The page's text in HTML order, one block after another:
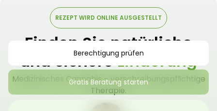
REZEPT WIRD ONLINE AUSGESTELLT
Finden Sie natürliche
und sichereLinderung
Medizinisches Cannabis – verschreibungspflichtige
Therapie.
Berechtigung prüfen
Gratis Beratung starten